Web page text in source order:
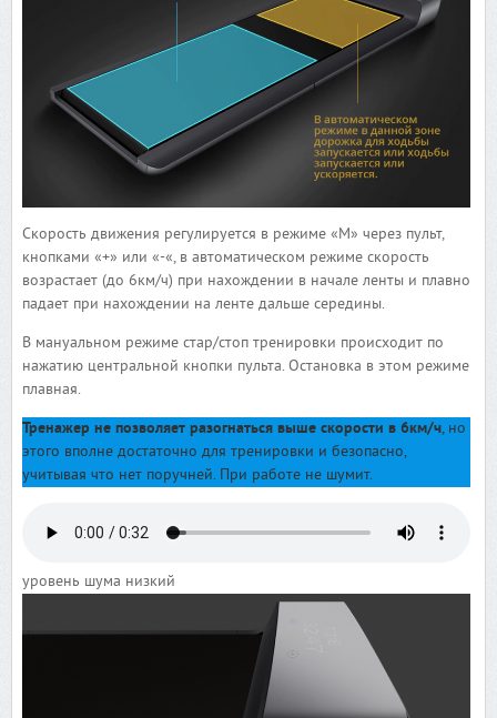
Скорость движения регулируется в режиме «М» через пульт,
кнопками «+» или «-«, в автоматическом режиме скорость
возрастает (до 6км/ч) при нахождении в начале ленты и плавно
падает при нахождении на ленте дальше середины.
В мануальном режиме стар/стоп тренировки происходит по
нажатию центральной кнопки пульта. Остановка в этом режиме
плавная.
Тренажер не позволяет разогнаться выше скорости в 6км/ч, но
этого вполне достаточно для тренировки и безопасно,
учитывая что нет поручней. При работе не шумит.
уровень шума низкий